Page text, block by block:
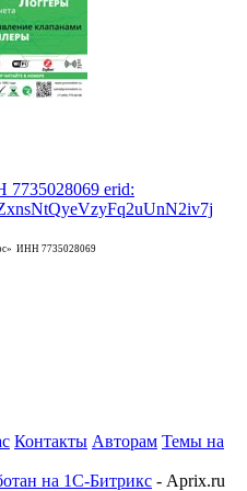
ИНН 7735028069
Контакты Авторам Темы на
на 1С-Битрикс - Aprix.ru